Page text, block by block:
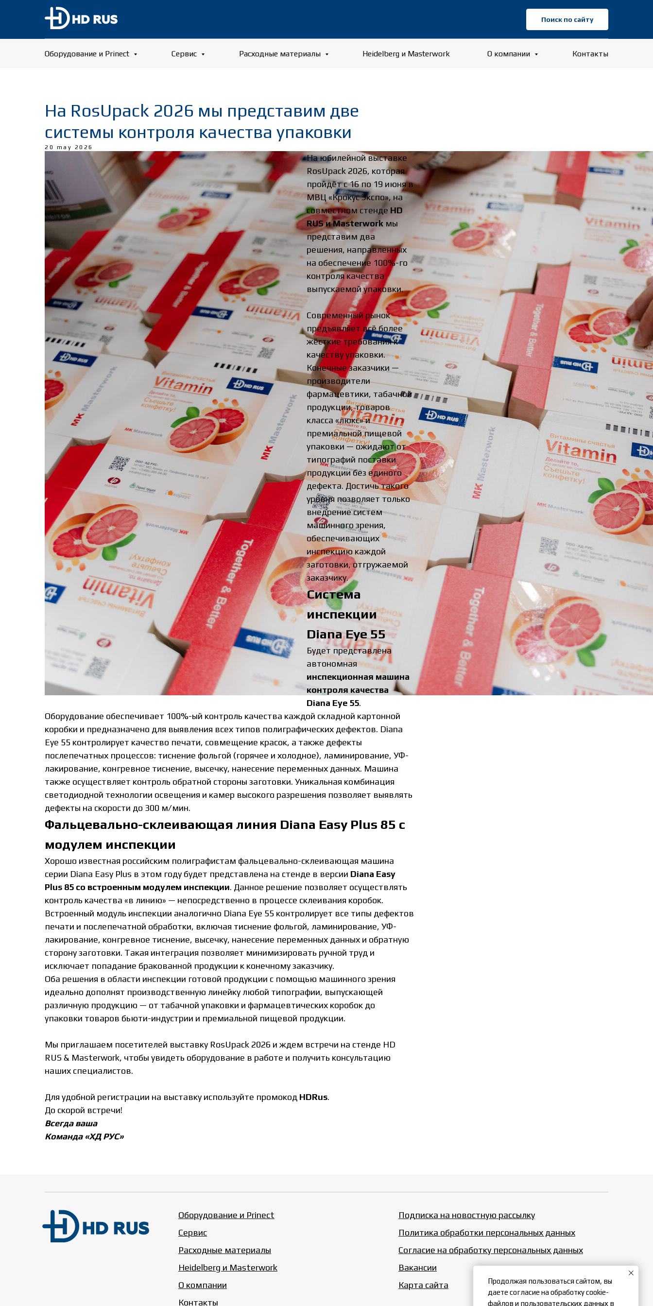
Поиск по сайту
Оборудование и Prinect Сервис Расходные материалы Heidelberg и Masterwork О компании Контакты
На RosUpack 2026 мы представим две
системы контроля качества упаковки
20 may 2026
На юбилейной выставке
RosUpack 2026, которая
пройдёт с 16 по 19 июня в
МВЦ «Крокус Экспо», на
совместном стенде HD
RUS и Masterwork мы
представим два
решения, направленных
на обеспечение 100%-го
контроля качества
выпускаемой упаковки.
Современный рынок
предъявляет всё более
жёсткие требования к
качеству упаковки.
Конечные заказчики —
производители
фармацевтики, табачной
продукции, товаров
класса «люкс» и
премиальной пищевой
упаковки — ожидают от
типографий поставки
продукции без единого
дефекта. Достичь такого
уровня позволяет только
внедрение систем
машинного зрения,
обеспечивающих
инспекцию каждой
заготовки, отгружаемой
заказчику.
Система
инспекции
Diana Eye 55
Будет представлена
автономная
инспекционная машина
контроля качества
Diana Eye 55.
Оборудование обеспечивает 100%-ый контроль качества каждой складной картонной
коробки и предназначено для выявления всех типов полиграфических дефектов. Diana
Eye 55 контролирует качество печати, совмещение красок, а также дефекты
послепечатных процессов: тиснение фольгой (горячее и холодное), ламинирование, УФ-
лакирование, конгревное тиснение, высечку, нанесение переменных данных. Машина
также осуществляет контроль обратной стороны заготовки. Уникальная комбинация
светодиодной технологии освещения и камер высокого разрешения позволяет выявлять
дефекты на скорости до 300 м/мин.
Фальцевально-склеивающая линия Diana Easy Plus 85 с
модулем инспекции
Хорошо известная российским полиграфистам фальцевально-склеивающая машина
серии Diana Easy Plus в этом году будет представлена на стенде в версии Diana Easy
Plus 85 со встроенным модулем инспекции. Данное решение позволяет осуществлять
контроль качества «в линию» — непосредственно в процессе склеивания коробок.
Встроенный модуль инспекции аналогично Diana Eye 55 контролирует все типы дефектов
печати и послепечатной обработки, включая тиснение фольгой, ламинирование, УФ-
лакирование, конгревное тиснение, высечку, нанесение переменных данных и обратную
сторону заготовки. Такая интеграция позволяет минимизировать ручной труд и
исключает попадание бракованной продукции к конечному заказчику.
Оба решения в области инспекции готовой продукции с помощью машинного зрения
идеально дополнят производственную линейку любой типографии, выпускающей
различную продукцию — от табачной упаковки и фармацевтических коробок до
упаковки товаров бьюти-индустрии и премиальной пищевой продукции.
Мы приглашаем посетителей выставку RosUpack 2026 и ждем встречи на стенде HD
RUS & Masterwork, чтобы увидеть оборудование в работе и получить консультацию
наших специалистов.
Для удобной регистрации на выставку используйте промокод HDRus.
До скорой встречи!
Всегда ваша
Команда «ХД РУС»
Оборудование и Prinect
Сервис
Расходные материалы
Heidelberg и Masterwork
О компании
Контакты
Подписка на новостную рассылку
Политика обработки персональных данных
Согласие на обработку персональных данных
Вакансии
Карта сайта
Продолжая пользоваться сайтом, вы
даете согласие на обработку cookie-
файлов и пользовательских данных в